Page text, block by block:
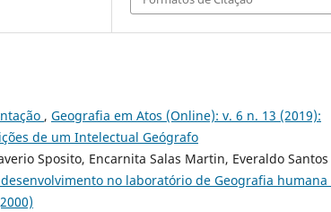
, Geografia em Atos (Online): v. 6 n. 13 (2019):
de um Intelectual Geógrafo
Sposito, Encarnita Salas Martin, Everaldo Santos
no laboratório de Geografia humana